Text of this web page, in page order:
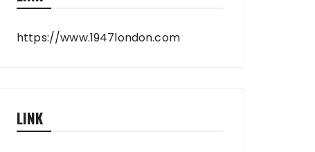
https://www.1947london.com
LINK